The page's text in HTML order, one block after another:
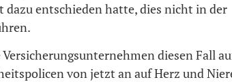
dazu entschieden hatte, dies nicht in der
diesen Fall
von jetzt an auf Herz und